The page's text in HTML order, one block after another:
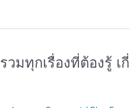
รวมทุกเรื่องที่ต้องรู้ เ
เรื่อง